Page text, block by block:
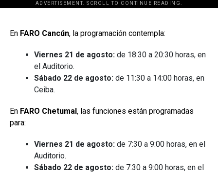
ADVERTISEMENT. SCROLL TO CONTINUE READING.
[adsforwp id="243463"]
En FARO Cancún, la programación contempla:
Viernes 21 de agosto: de 18:30 a 20:30 horas, en
el Auditorio.
Sábado 22 de agosto: de 11:30 a 14:00 horas, en
Ceiba.
En FARO Chetumal , las funciones están programadas
para:
Viernes 21 de agosto: de 7:30 a 9:00 horas, en el
Auditorio.
Sábado 22 de agosto: de 7:30 a 9:00 horas, en el